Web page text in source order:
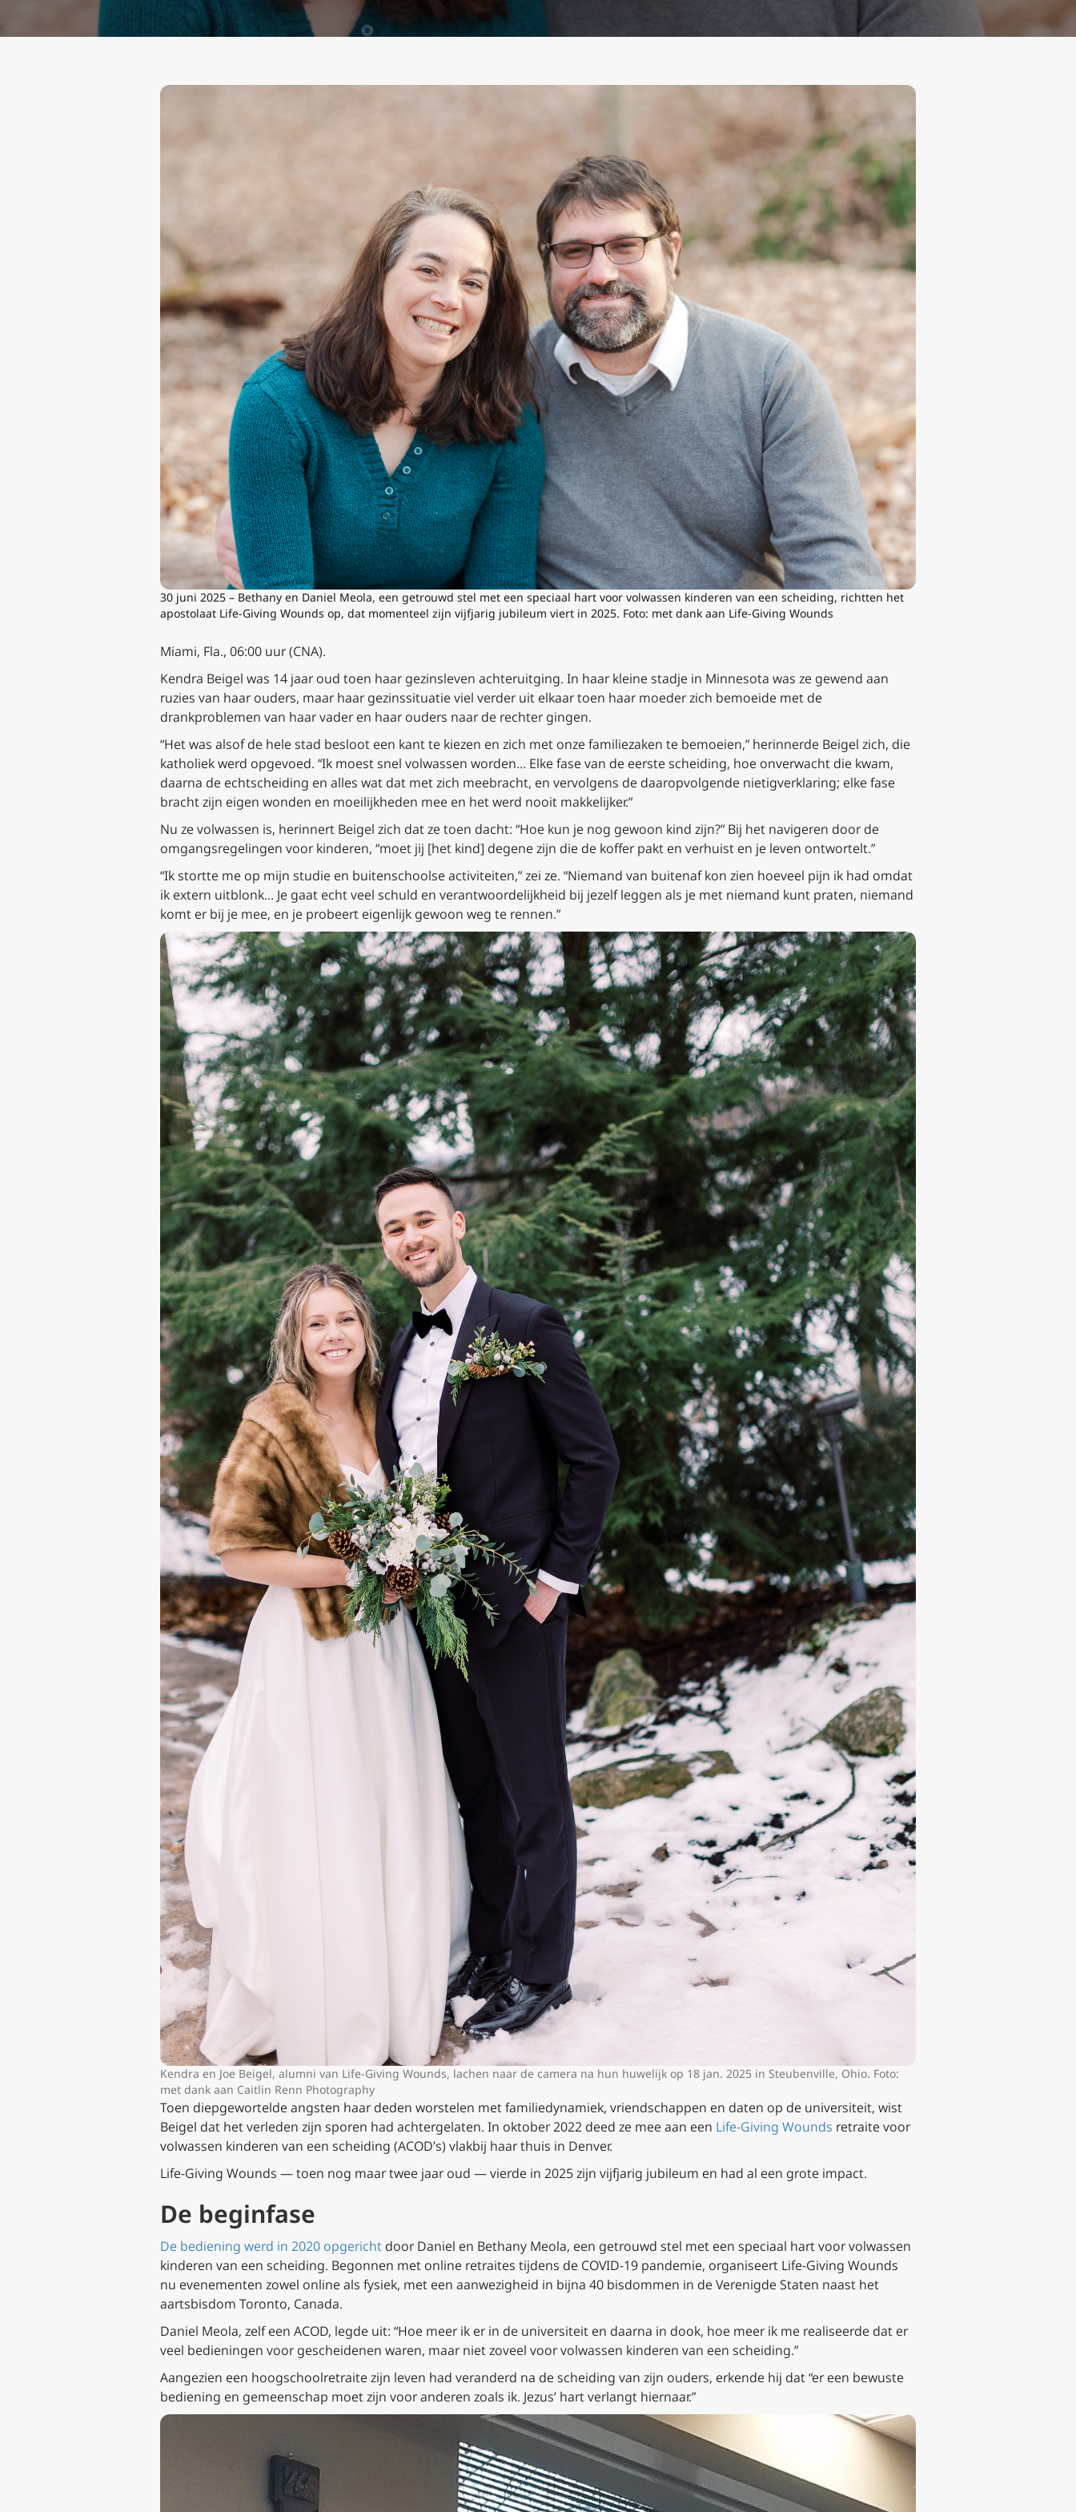
30 juni 2025 – Bethany en Daniel Meola, een getrouwd stel met een speciaal hart voor volwassen kinderen van een scheiding, richtten het
apostolaat Life-Giving Wounds op, dat momenteel zijn vijfjarig jubileum viert in 2025. Foto: met dank aan Life-Giving Wounds
Miami, Fla., 06:00 uur (CNA).
Kendra Beigel was 14 jaar oud toen haar gezinsleven achteruitging. In haar kleine stadje in Minnesota was ze gewend aan
ruzies van haar ouders, maar haar gezinssituatie viel verder uit elkaar toen haar moeder zich bemoeide met de
drankproblemen van haar vader en haar ouders naar de rechter gingen.
“Het was alsof de hele stad besloot een kant te kiezen en zich met onze familiezaken te bemoeien,” herinnerde Beigel zich, die
katholiek werd opgevoed. “Ik moest snel volwassen worden… Elke fase van de eerste scheiding, hoe onverwacht die kwam,
daarna de echtscheiding en alles wat dat met zich meebracht, en vervolgens de daaropvolgende nietigverklaring; elke fase
bracht zijn eigen wonden en moeilijkheden mee en het werd nooit makkelijker.”
Nu ze volwassen is, herinnert Beigel zich dat ze toen dacht: “Hoe kun je nog gewoon kind zijn?” Bij het navigeren door de
omgangsregelingen voor kinderen, “moet jij [het kind] degene zijn die de koffer pakt en verhuist en je leven ontwortelt.”
“Ik stortte me op mijn studie en buitenschoolse activiteiten,” zei ze. “Niemand van buitenaf kon zien hoeveel pijn ik had omdat
ik extern uitblonk… Je gaat echt veel schuld en verantwoordelijkheid bij jezelf leggen als je met niemand kunt praten, niemand
komt er bij je mee, en je probeert eigenlijk gewoon weg te rennen.”
Kendra en Joe Beigel, alumni van Life-Giving Wounds, lachen naar de camera na hun huwelijk op 18 jan. 2025 in Steubenville, Ohio. Foto:
met dank aan Caitlin Renn Photography
Toen diepgewortelde angsten haar deden worstelen met familiedynamiek, vriendschappen en daten op de universiteit, wist
Beigel dat het verleden zijn sporen had achtergelaten. In oktober 2022 deed ze mee aan een Life-Giving Wounds retraite voor
volwassen kinderen van een scheiding (ACOD’s) vlakbij haar thuis in Denver.
Life-Giving Wounds — toen nog maar twee jaar oud — vierde in 2025 zijn vijfjarig jubileum en had al een grote impact.
De beginfase
De bediening werd in 2020 opgericht door Daniel en Bethany Meola, een getrouwd stel met een speciaal hart voor volwassen
kinderen van een scheiding. Begonnen met online retraites tijdens de COVID-19 pandemie, organiseert Life-Giving Wounds
nu evenementen zowel online als fysiek, met een aanwezigheid in bijna 40 bisdommen in de Verenigde Staten naast het
aartsbisdom Toronto, Canada.
Daniel Meola, zelf een ACOD, legde uit: “Hoe meer ik er in de universiteit en daarna in dook, hoe meer ik me realiseerde dat er
veel bedieningen voor gescheidenen waren, maar niet zoveel voor volwassen kinderen van een scheiding.”
Aangezien een hoogschoolretraite zijn leven had veranderd na de scheiding van zijn ouders, erkende hij dat “er een bewuste
bediening en gemeenschap moet zijn voor anderen zoals ik. Jezus’ hart verlangt hiernaar.”